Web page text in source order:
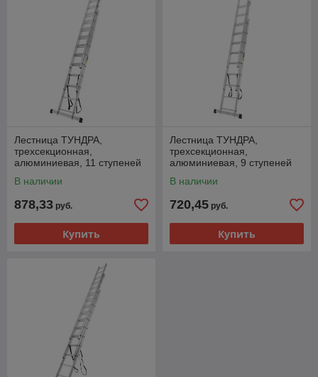
Лестница ТУНДРА,
трехсекционная,
алюминиевая, 11 ступеней
В наличии
878,33 руб.
Купить
Лестница ТУНДРА,
трехсекционная,
алюминиевая, 9 ступеней
В наличии
720,45 руб.
Купить